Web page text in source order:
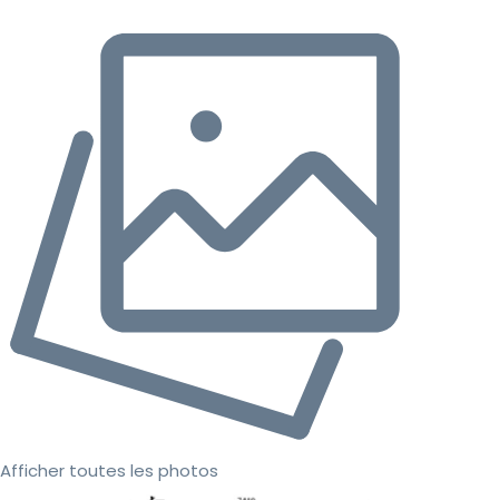
Afficher toutes les photos